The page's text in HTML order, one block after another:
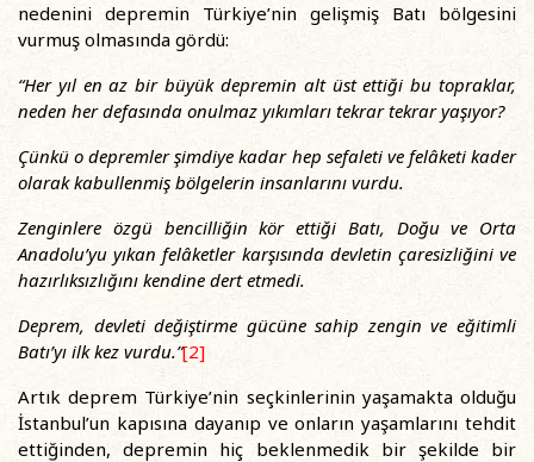
nedenini depremin Türkiye’nin gelişmiş Batı bölgesini
vurmuş olmasında gördü:
“Her yıl en az bir büyük depremin alt üst ettiği bu topraklar,
neden her defasında onulmaz yıkımları tekrar tekrar yaşıyor?
Çünkü o depremler şimdiye kadar hep sefaleti ve felâketi kader
olarak kabullenmiş bölgelerin insanlarını vurdu.
Zenginlere özgü bencilliğin kör ettiği Batı, Doğu ve Orta
Anadolu’yu yıkan felâketler karşısında devletin çaresizliğini ve
hazırlıksızlığını kendine dert etmedi.
Deprem, devleti değiştirme gücüne sahip zengin ve eğitimli
Batı’yı ilk kez vurdu.”[2]
Artık deprem Türkiye’nin seçkinlerinin yaşamakta olduğu
İstanbul’un kapısına dayanıp ve onların yaşamlarını tehdit
ettiğinden, depremin hiç beklenmedik bir şekilde bir